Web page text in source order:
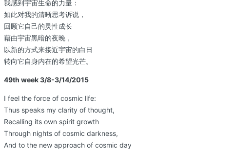
我感到宇宙生命的力量：
如此对我的清晰思考诉说，
回顾它自己的灵性成长
藉由宇宙黑暗的夜晚，
以新的方式来接近宇宙的白日
转向它自身内在的希望光芒。
49th week 3/8-3/14/2015
I feel the force of cosmic life:
Thus speaks my clarity of thought,
Recalling its own spirit growth
Through nights of cosmic darkness,
And to the new approach of cosmic day